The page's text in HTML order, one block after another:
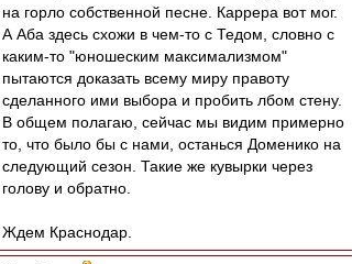
на горло собственной песне. Каррера вот мог.
А Аба здесь схожи в чем-то с Тедом, словно с
каким-то "юношеским максимализмом"
пытаются доказать всему миру правоту
сделанного ими выбора и пробить лбом стену.
В общем полагаю, сейчас мы видим примерно
то, что было бы с нами, останься Доменико на
следующий сезон. Такие же кувырки через
голову и обратно.
Ждем Краснодар.